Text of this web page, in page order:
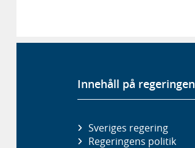
Innehåll på
Sveriges regering
Regeringens politik